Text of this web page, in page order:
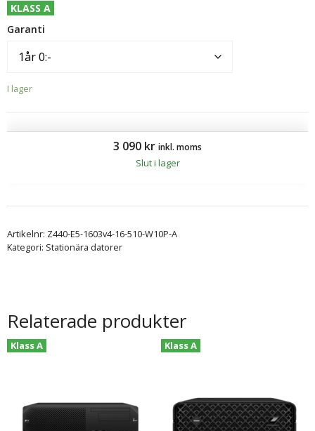
KLASS A
Garanti
I lager
3 090 kr inkl. moms
Slut i lager
Artikelnr: Z440-E5-1603v4-16-510-W10P-A
Kategori: Stationära datorer
Relaterade produkter
Klass A Klass A